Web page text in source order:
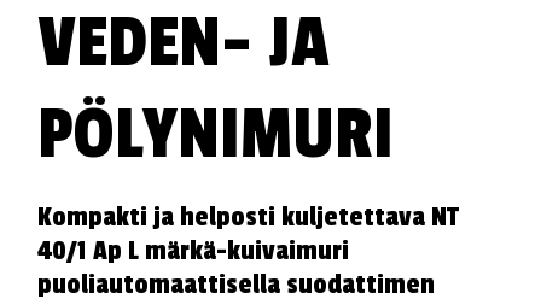
VEDEN- JA
PÖLYNIMURI
Kompakti ja helposti kuljetettava NT
40/1 Ap L märkä-kuivaimuri
puoliautomaattisella suodattimen